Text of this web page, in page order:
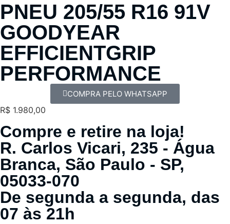
PNEU 205/55 R16 91V
GOODYEAR
EFFICIENTGRIP
PERFORMANCE
COMPRA PELO WHATSAPP
R$ 1.980,00
Compre e retire na loja!
R. Carlos Vicari, 235 - Água
Branca, São Paulo - SP,
05033-070
De segunda a segunda, das
07 às 21h